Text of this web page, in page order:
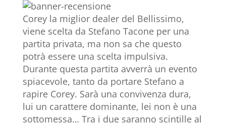
Corey la miglior dealer del Bellissimo,
viene scelta da Stefano Tacone per una
partita privata, ma non sa che questo
potrà essere una scelta impulsiva.
Durante questa partita avverrà un evento
spiacevole, tanto da portare Stefano a
rapire Corey. Sarà una convivenza dura,
lui un carattere dominante, lei non è una
sottomessa… Tra i due saranno scintille al